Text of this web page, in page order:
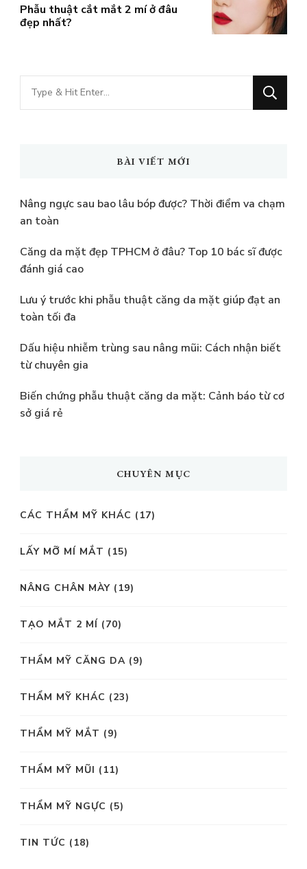
Phẫu thuật cắt mắt 2 mí ở đâu
đẹp nhất?
Bạn
muốn
BÀI VIẾT MỚI
Nâng ngực sau bao lâu bóp được? Thời điểm va chạm
an toàn
Căng da mặt đẹp TPHCM ở đâu? Top 10 bác sĩ được
đánh giá cao
Lưu ý trước khi phẫu thuật căng da mặt giúp đạt an
toàn tối đa
Dấu hiệu nhiễm trùng sau nâng mũi: Cách nhận biết
từ chuyên gia
Biến chứng phẫu thuật căng da mặt: Cảnh báo từ cơ
sở giá rẻ
CHUYÊN MỤC
CÁC THẨM MỸ KHÁC (17)
LẤY MỠ MÍ MẮT (15)
NÂNG CHÂN MÀY (19)
TẠO MẮT 2 MÍ (70)
THẨM MỸ CĂNG DA (9)
THẨM MỸ KHÁC (23)
THẨM MỸ MẮT (9)
THẨM MỸ MŨI (11)
THẨM MỸ NGỰC (5)
TIN TỨC (18)